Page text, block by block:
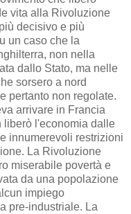
vita alla Rivoluzione
decisivo e più
un caso che la
non nella
dallo Stato, ma nelle
sorsero a nord
pertanto non regolate.
arrivare in Francia
liberò l'economia dalle
innumerevoli restrizioni
La Rivoluzione
miserabile povertà e
da una popolazione
impiego
pre-industriale. La